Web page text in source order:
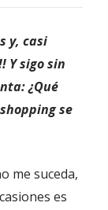
y, casi
Y sigo sin
¿Qué
se
me suceda,
es